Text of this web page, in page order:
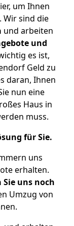
um Ihnen
Wir sind die
und arbeiten
und
es ist,
Geld zu
daran, Ihnen
nun eine
Haus in
muss.
für Sie.
uns
erhalten.
uns noch
Umzug von